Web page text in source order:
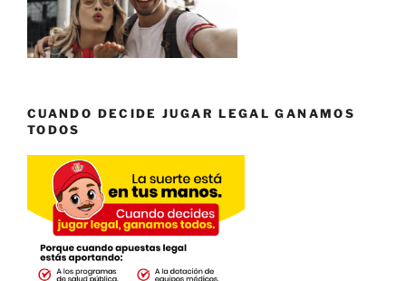
CUANDO DECIDE JUGAR LEGAL GANAMOS
TODOS